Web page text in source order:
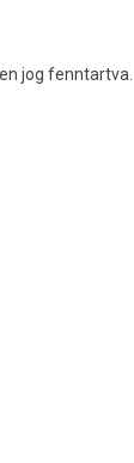
jog fenntartva.